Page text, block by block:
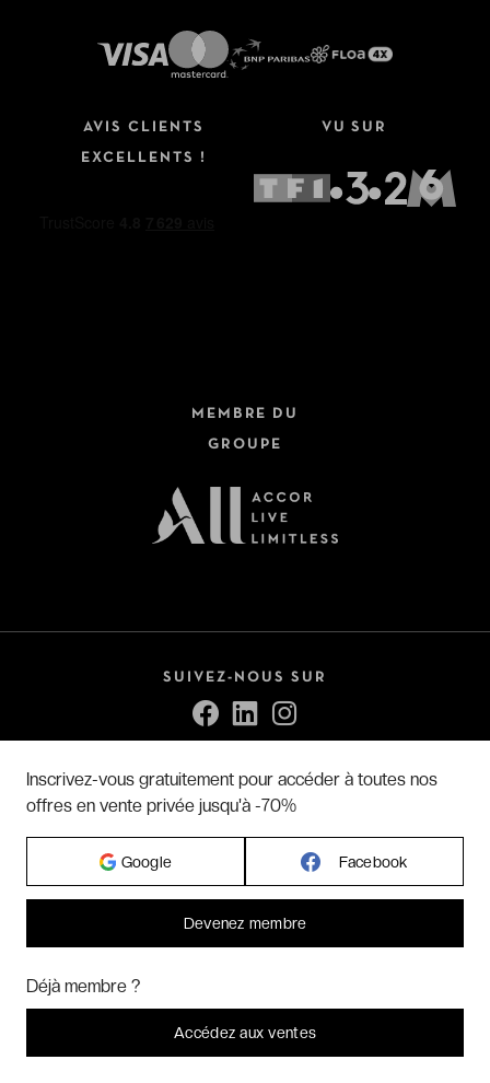
AVIS CLIENTS
EXCELLENTS !
VU SUR
MEMBRE DU
GROUPE
SUIVEZ-NOUS SUR
RETROUVEZ NOS APPS MOBILE
Offrez le cadeau idéal !
Inscrivez-vous gratuitement pour accéder à toutes nos
offres en vente privée jusqu'à -70%
Google Facebook
Devenez membre
Déjà membre ?
Accédez aux ventes
Marketing? Vous pouvez toujours modifier ou retirer votre
Je refuse C'est bon.